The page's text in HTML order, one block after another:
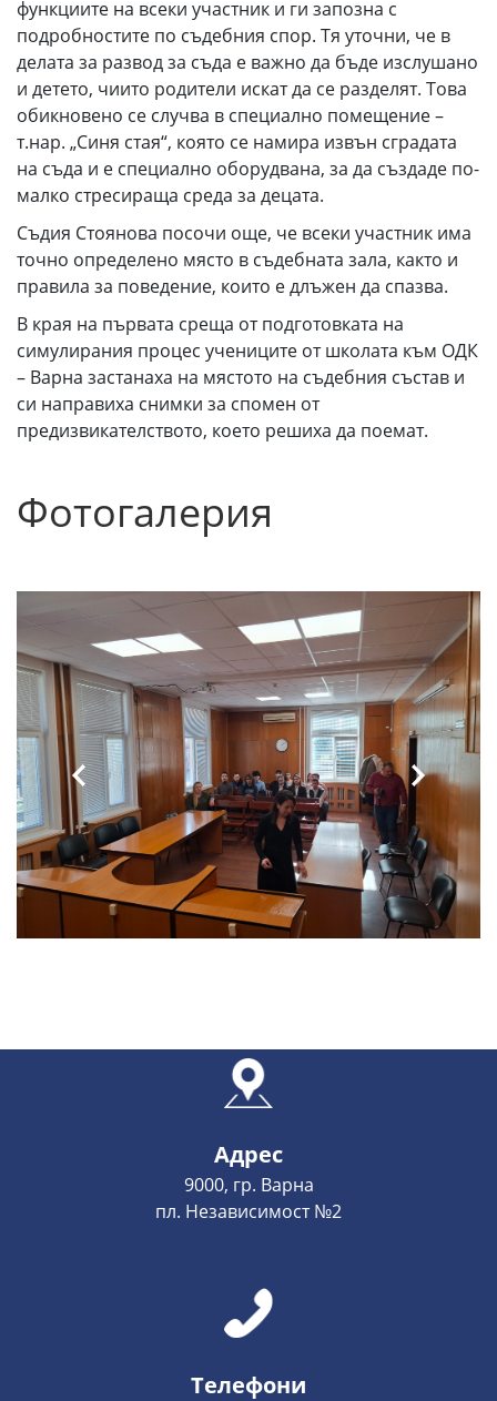
функциите на всеки участник и ги запозна с
подробностите по съдебния спор. Тя уточни, че в
делата за развод за съда е важно да бъде изслушано
и детето, чиито родители искат да се разделят. Това
обикновено се случва в специално помещение –
т.нар. „Синя стая“, която се намира извън сградата
на съда и е специално оборудвана, за да създаде по-
малко стресираща среда за децата.
Съдия Стоянова посочи още, че всеки участник има
точно определено място в съдебната зала, както и
правила за поведение, които е длъжен да спазва.
В края на първата среща от подготовката на
симулирания процес учениците от школата към ОДК
– Варна застанаха на мястото на съдебния състав и
си направиха снимки за спомен от
предизвикателството, което решиха да поемат.
Фотогалерия
Адрес
9000, гр. Варна
пл. Независимост №2
Телефони